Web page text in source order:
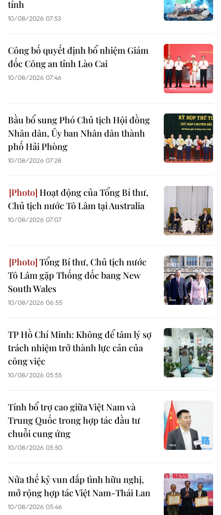
tính
10/08/2026 07:53
Công bố quyết định bổ nhiệm Giám
đốc Công an tỉnh Lào Cai
10/08/2026 07:46
Bầu bổ sung Phó Chủ tịch Hội đồng
Nhân dân, Ủy ban Nhân dân thành
phố Hải Phòng
10/08/2026 07:28
Hoạt động của Tổng Bí thư,
Chủ tịch nước Tô Lâm tại Australia
10/08/2026 07:07
Tổng Bí thư, Chủ tịch nước
Tô Lâm gặp Thống đốc bang New
South Wales
10/08/2026 06:55
TP Hồ Chí Minh: Không để tâm lý sợ
trách nhiệm trở thành lực cản của
công việc
10/08/2026 05:55
Tính bổ trợ cao giữa Việt Nam và
Trung Quốc trong hợp tác đầu tư
chuỗi cung ứng
10/08/2026 05:50
Nửa thế kỷ vun đắp tình hữu nghị,
mở rộng hợp tác Việt Nam-Thái Lan
10/08/2026 05:46